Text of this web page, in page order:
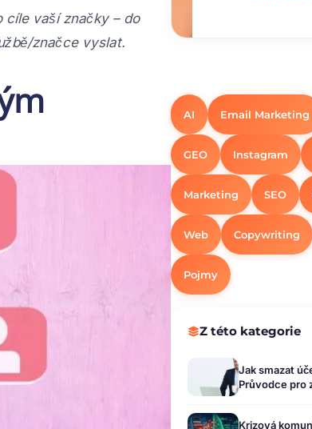
cíle vaší značky – do
značce vyslat.
AI Email Marketing
GEO Instagram
Marketing SEO
Web Copywriting
Pojmy
Z této kategorie
Jak smazat
Průvodce pro
Krizová